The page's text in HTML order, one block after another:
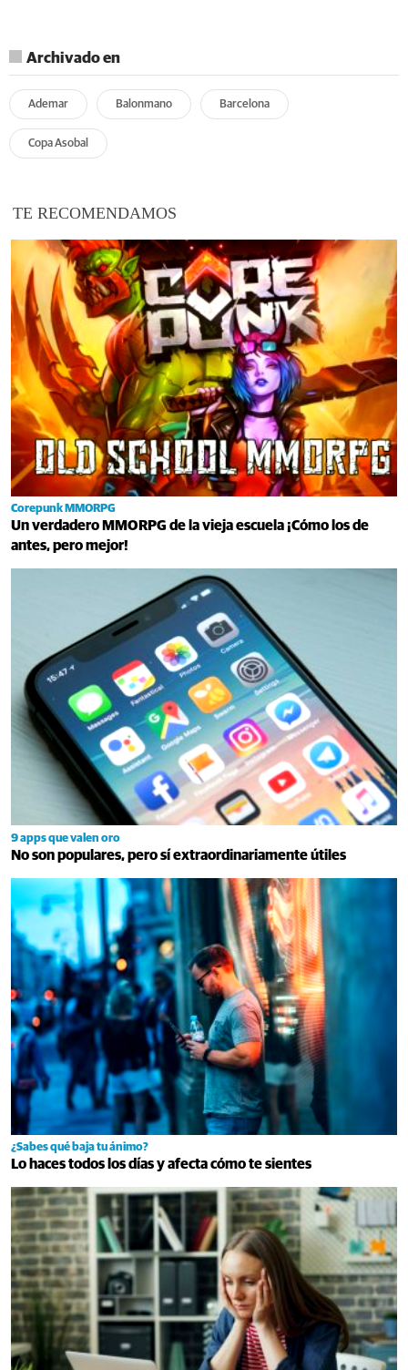
Archivado en
Ademar Balonmano Barcelona
Copa Asobal
TE RECOMENDAMOS
Corepunk MMORPG
Un verdadero MMORPG de la vieja escuela ¡Cómo los de
antes, pero mejor!
9 apps que valen oro
No son populares, pero sí extraordinariamente útiles
¿Sabes qué baja tu ánimo?
Lo haces todos los días y afecta cómo te sientes